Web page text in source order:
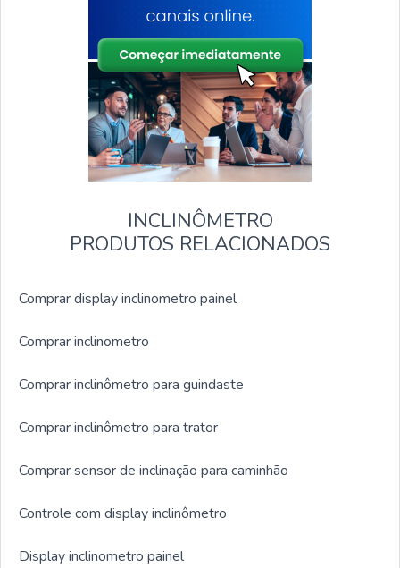
INCLINÔMETRO
PRODUTOS RELACIONADOS
Comprar display inclinometro painel
Comprar inclinometro
Comprar inclinômetro para guindaste
Comprar inclinômetro para trator
Comprar sensor de inclinação para caminhão
Controle com display inclinômetro
Display inclinometro painel